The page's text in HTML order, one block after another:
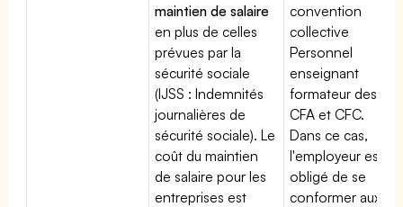
maintien de salaire
en plus de celles
prévues par la
sécurité sociale
(IJSS : Indemnités
journalières de
sécurité sociale). Le
coût du maintien
de salaire pour les
entreprises est
convention
collective
Personnel
enseignant
formateur des
CFA et CFC.
Dans ce cas,
l'employeur est
obligé de se
conformer aux